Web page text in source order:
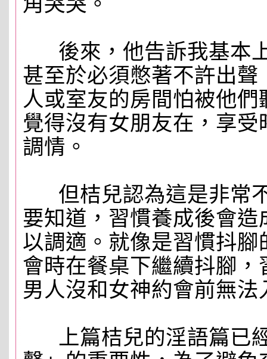
後來，他告訴我基本
甚至於必須憋著不許出
人或室友的房間怕被他
覺得沒有女朋友在，享
調情。
但桔兒認為這是非常
要知道，習慣養成後會
以調適。就像是習慣抖
會時在餐桌下繼續抖腳，
男人沒和女神約會前無法
上篇桔兒的淫語篇已